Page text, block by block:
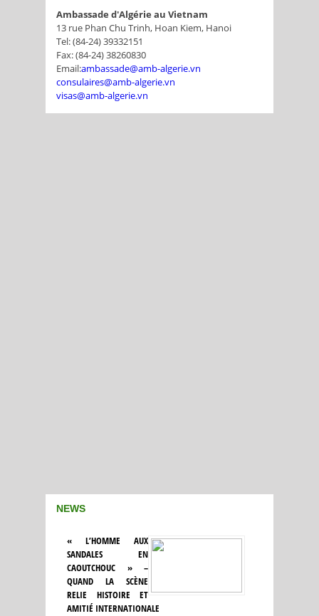
Ambassade d'Algérie au Vietnam
13 rue Phan Chu Trinh, Hoan Kiem, Hanoi
Tel: (84-24) 39332151
Fax: (84-24) 38260830
Email:ambassade@amb-algerie.vn
consulaires@amb-algerie.vn
visas@amb-algerie.vn
NEWS
« L’HOMME AUX
SANDALES EN
CAOUTCHOUC » –
QUAND LA SCÈNE
RELIE HISTOIRE ET
AMITIÉ INTERNATIONALE